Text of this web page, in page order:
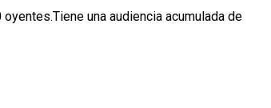
una audiencia acumulada de